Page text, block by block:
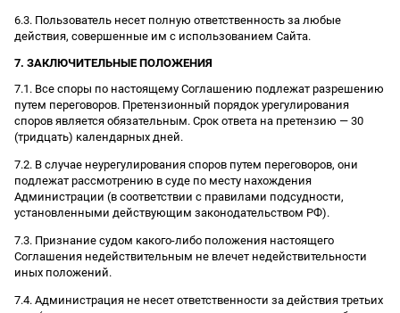
6.3. Пользователь несет полную ответственность за любые
действия, совершенные им с использованием Сайта.
7. ЗАКЛЮЧИТЕЛЬНЫЕ ПОЛОЖЕНИЯ
7.1. Все споры по настоящему Соглашению подлежат разрешению
путем переговоров. Претензионный порядок урегулирования
споров является обязательным. Срок ответа на претензию — 30
(тридцать) календарных дней.
7.2. В случае неурегулирования споров путем переговоров, они
подлежат рассмотрению в суде по месту нахождения
Администрации (в соответствии с правилами подсудности,
установленными действующим законодательством РФ).
7.3. Признание судом какого-либо положения настоящего
Соглашения недействительным не влечет недействительности
иных положений.
7.4. Администрация не несет ответственности за действия третьих